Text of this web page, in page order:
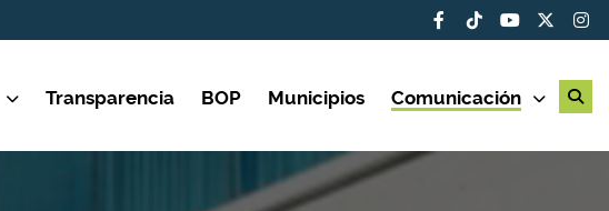
Transparencia BOP Municipios Comunicación